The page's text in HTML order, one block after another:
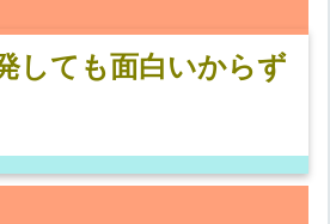
しても面白いからず